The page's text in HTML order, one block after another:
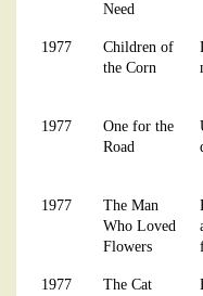
Need
1977
Children of
the Corn
1977
One for the
Road
1977
The Man
Who Loved
Flowers
1977
The Cat